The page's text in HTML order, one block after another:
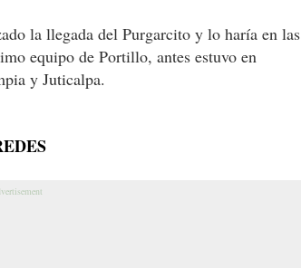
la llegada del Purgarcito y lo haría en las
equipo de Portillo, antes estuvo en
y Juticalpa.